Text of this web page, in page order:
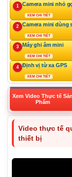
1 Camera mini nhỏ
XEM CHI TIẾT
2 Camera mini dùng
XEM CHI TIẾT
3 Máy ghi âm mini
XEM CHI TIẾT
4 Định vị từ xa GPS
XEM CHI TIẾT
Xem Video Thực tế Sản
Phẩm
Video thực tế
thiết bị